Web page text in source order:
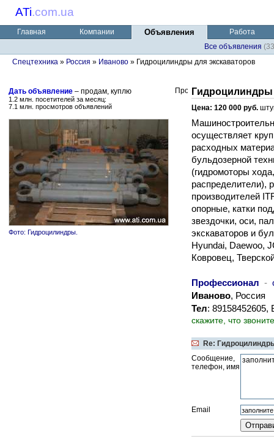
ATi.com.ua
Главная Компании Объявления
Работа
Все объявления
Спецтехника » Россия » Иваново » Гидроцилиндры для экскаваторов
Дать объявление – продам, куплю
1.2 млн. посетителей за месяц:
7.1 млн. просмотров объявлений
Фото: Гидроцилиндры.
Гидроцилиндры
Цена: 120 000 руб.
осуществляет
расходных
бульдозерной
(гидромоторы
распределители),
производителей
опорные, катки
звездочки, оси,
экскаваторов и
Hyundai, Daewoo,
Ковровец,
Профессионал -
Иваново, Россия
Тел:
скажите, что
Re:
Сообщение,
телефон, имя
Email